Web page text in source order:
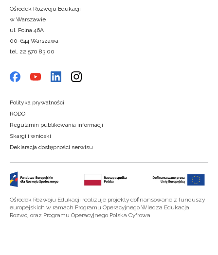
Ośrodek Rozwoju Edukacji
w Warszawie
ul. Polna 46A
00-644 Warszawa
tel. 22 570 83 00
Polityka prywatności
RODO
Regulamin publikowania informacji
Skargi i wnioski
Deklaracja dostępności serwisu
Ośrodek Rozwoju Edukacji realizuje projekty dofinansowane z funduszy
europejskich w ramach Programu Operacyjnego Wiedza Edukacja
Rozwój oraz Programu Operacyjnego Polska Cyfrowa